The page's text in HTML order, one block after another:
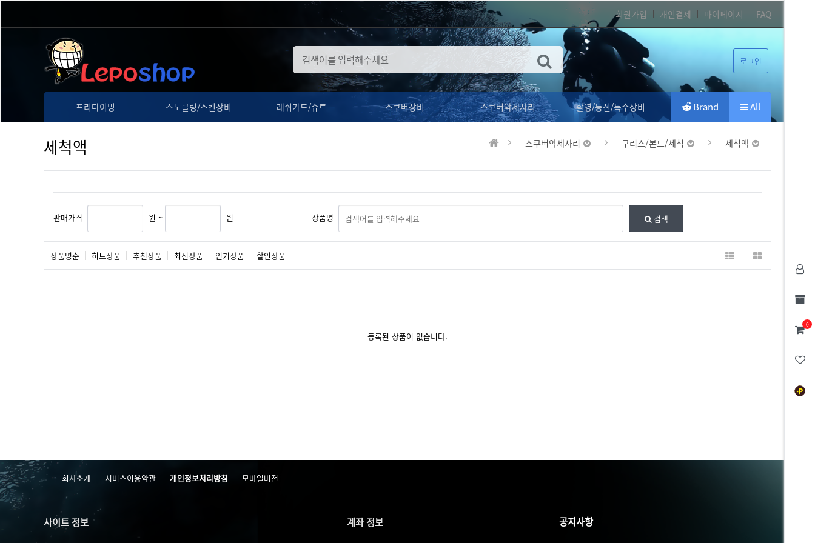
회원가입 개인결제 마이페이지 FAQ
로그인
All
Brand
프리다이빙 스노클링/스킨장비 래쉬가드/슈트 스쿠버장비 스쿠버악세사리 촬영/통신/특수장비
0
세척액 스쿠버악세사리 구리스/본드/세척 세척액
판매가격 원 ~ 원 상품명 검색
상품명순 히트상품 추천상품 최신상품 인기상품 할인상품
등록된 상품이 없습니다.
회사소개 서비스이용약관 개인정보처리방침 모바일버전
사이트 정보 계좌 정보 공지사항